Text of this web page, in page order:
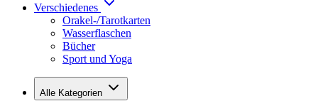
Verschiedenes
Orakel-/Tarotkarten
Wasserflaschen
Bücher
Sport und Yoga
Alle Kategorien